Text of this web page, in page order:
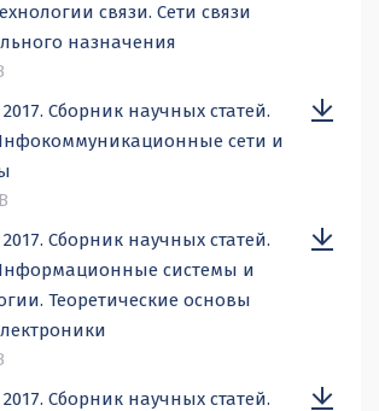
связи. Сети связи
назначения
Сборник научных статей.
сети и
Сборник научных статей.
системы и
Теоретические основы
Сборник научных статей.